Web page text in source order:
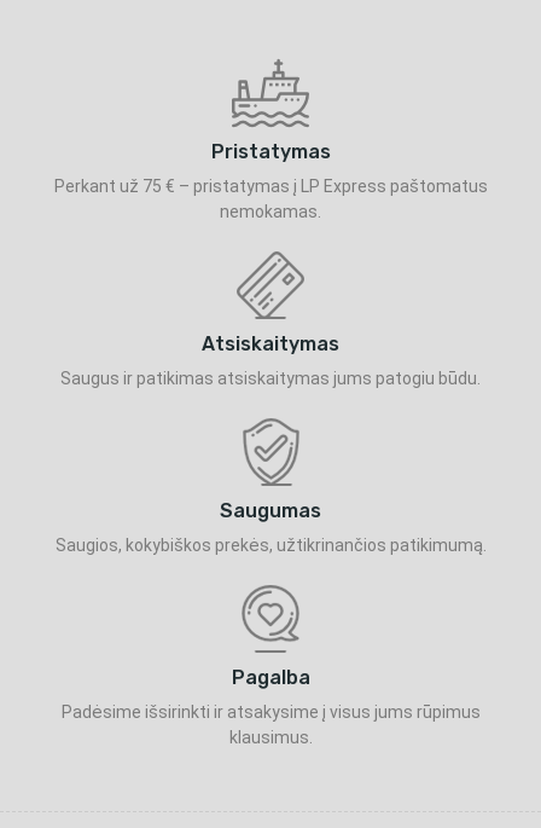
Pristatymas
Perkant už 75 € – pristatymas į LP Express paštomatus
nemokamas.
Atsiskaitymas
Saugus ir patikimas atsiskaitymas jums patogiu būdu.
Saugumas
Saugios, kokybiškos prekės, užtikrinančios patikimumą.
Pagalba
Padėsime išsirinkti ir atsakysime į visus jums rūpimus
klausimus.